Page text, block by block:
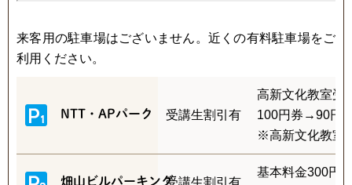
来客用の駐車場はございません。近くの有料駐車場をご
利用ください。
NTT・APパーク 受講生割引有
高新文化教室受
100円券→90円
※高新文化教室
畑山ビルパーキング受講生割引有
基本料金300円